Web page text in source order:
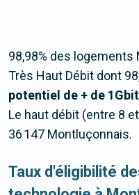
98,98% des
Très Haut Débit dont
potentiel de + de
Le haut débit (entre 8
36 147 Montluçonnais.
Taux d'éligibilité